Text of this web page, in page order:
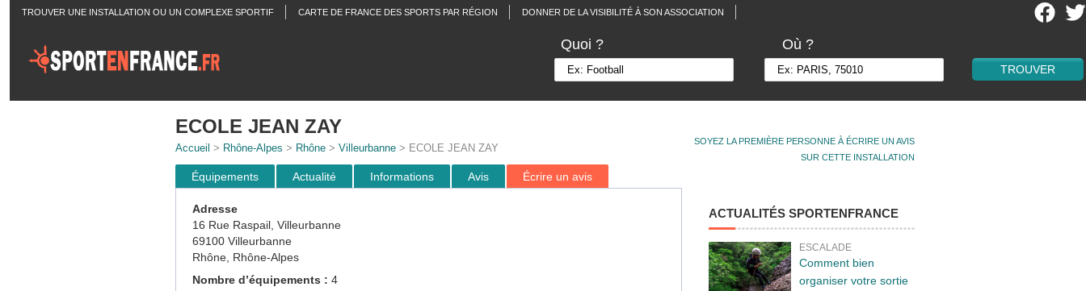
TROUVER UNE INSTALLATION OU UN COMPLEXE SPORTIF CARTE DE FRANCE DES SPORTS PAR RÉGION DONNER DE LA VISIBILITÉ À SON ASSOCIATION
Quoi ? Où ?
SOYEZ LA PREMIÈRE PERSONNE À ÉCRIRE UN AVIS
SUR CETTE INSTALLATION
ECOLE JEAN ZAY
Accueil > Rhône-Alpes > Rhône> Villeurbanne> ECOLE JEAN ZAY
Équipements Actualité Informations Avis Écrire un avis
Adresse
16 Rue Raspail, Villeurbanne
69100 Villeurbanne
Rhône, Rhône-Alpes
Nombre d’équipements : 4
ACTUALITÉS SPORTENFRANCE
ESCALADE
Comment bien
organiser votre sortie